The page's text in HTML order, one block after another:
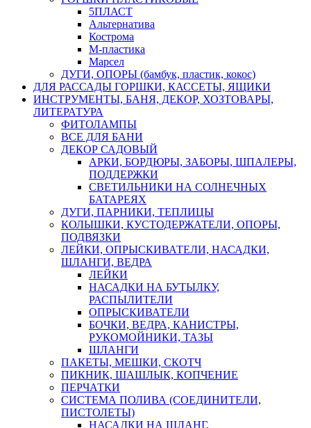
5ПЛАСТ
Альтернатива
Кострома
М-пластика
Марсел
ДУГИ, ОПОРЫ (бамбук, пластик, кокос)
ДЛЯ РАССАДЫ ГОРШКИ, КАССЕТЫ, ЯЩИКИ
ИНСТРУМЕНТЫ, БАНЯ, ДЕКОР, ХОЗТОВАРЫ,
ЛИТЕРАТУРА
ФИТОЛАМПЫ
ВСЕ ДЛЯ БАНИ
ДЕКОР САДОВЫЙ
АРКИ, БОРДЮРЫ, ЗАБОРЫ, ШПАЛЕРЫ,
ПОДДЕРЖКИ
СВЕТИЛЬНИКИ НА СОЛНЕЧНЫХ
БАТАРЕЯХ
ДУГИ, ПАРНИКИ, ТЕПЛИЦЫ
КОЛЫШКИ, КУСТОДЕРЖАТЕЛИ, ОПОРЫ,
ПОДВЯЗКИ
ЛЕЙКИ, ОПРЫСКИВАТЕЛИ, НАСАДКИ,
ШЛАНГИ, ВЕДРА
ЛЕЙКИ
НАСАДКИ НА БУТЫЛКУ,
РАСПЫЛИТЕЛИ
ОПРЫСКИВАТЕЛИ
БОЧКИ, ВЕДРА, КАНИСТРЫ,
РУКОМОЙНИКИ, ТАЗЫ
ШЛАНГИ
ПАКЕТЫ, МЕШКИ, СКОТЧ
ПИКНИК, ШАШЛЫК, КОПЧЕНИЕ
ПЕРЧАТКИ
СИСТЕМА ПОЛИВА (СОЕДИНИТЕЛИ,
ПИСТОЛЕТЫ)
НАСАДКИ НА ШЛАНГ,